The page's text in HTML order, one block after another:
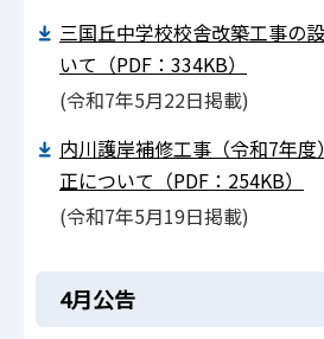
三国丘中学校校舎改築工事の
いて（PDF：334KB）
(令和7年5⽉22⽇掲載)
内川護岸補修工事（令和7年
正について（PDF：254KB）
(令和7年5⽉19⽇掲載)
4月公告